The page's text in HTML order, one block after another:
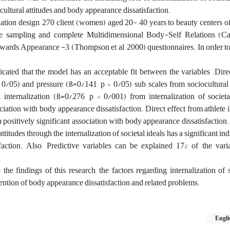
attitudes and body appearance dissatisfaction.
design, 270 client (women) aged 20- 40 years to beauty centers
sampling and complete Multidimensional Body-Self Relations
Appearance -3 (Thompson et al, 2000) questionnaires. In order
that the model has an acceptable fit between the variables
05) and pressure (ß=0/141, p < 0/05) sub scales from
(ß=0/276, p < 0/001) from internalization of
with body appearance dissatisfaction. Direct effect from athlete
significant association with body appearance
through the internalization of societal ideals has a significant
Also, Predictive variables can be explained 17% of the
findings of this research, the factors regarding internalization of
of body appearance dissatisfaction and related problems.